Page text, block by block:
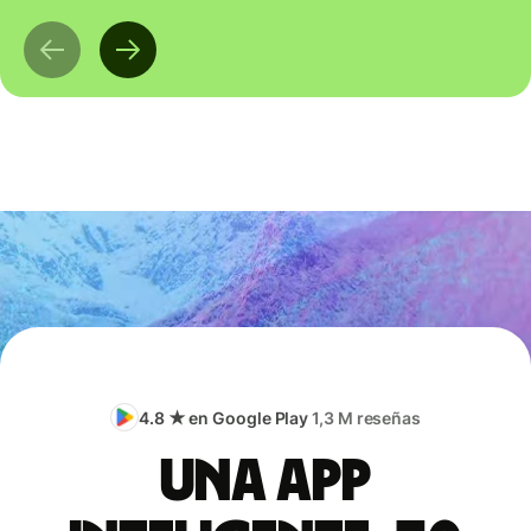
4.8 ★ en Google Play1,3 M reseñas
Una app